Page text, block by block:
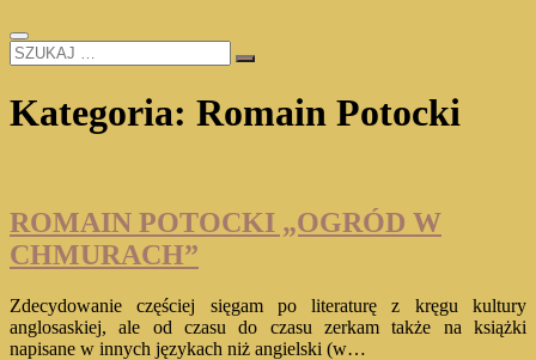
SZUKAJ
…
Kategoria: Romain Potocki
ROMAIN POTOCKI „OGRÓD W
CHMURACH”
Zdecydowanie częściej sięgam po literaturę z kręgu kultury
anglosaskiej, ale od czasu do czasu zerkam także na książki
napisane w innych językach niż angielski (w…